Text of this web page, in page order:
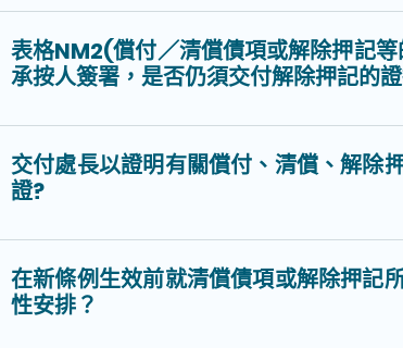
表格NM2(償付／清償債項或解除押記
承按人簽署，是否仍須交付解除押記的
交付處長以證明有關償付、清償、解除
證?
在新條例生效前就清償債項或解除押記
性安排？